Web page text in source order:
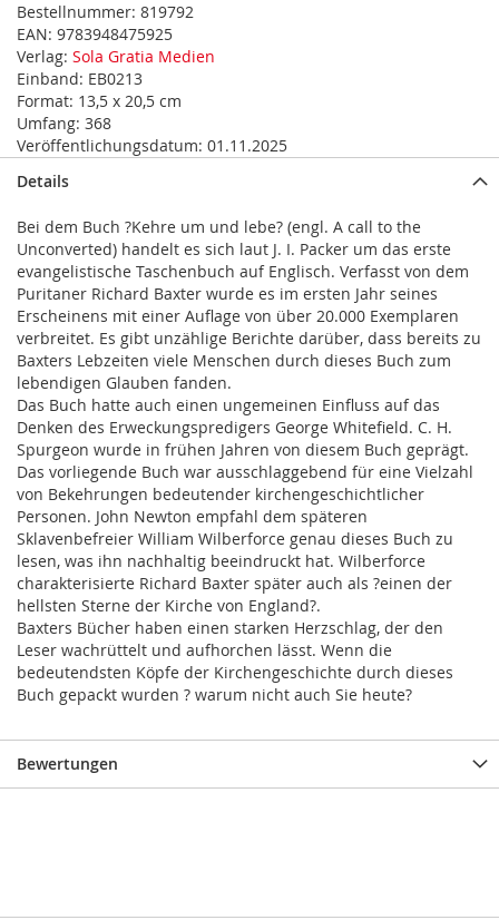
Bestellnummer: 819792
EAN: 9783948475925
Verlag: Sola Gratia Medien
Einband: EB0213
Format: 13,5 x 20,5 cm
Umfang: 368
Veröffentlichungsdatum: 01.11.2025
Details
Bei dem Buch ?Kehre um und lebe? (engl. A call to the
Unconverted) handelt es sich laut J. I. Packer um das erste
evangelistische Taschenbuch auf Englisch. Verfasst von dem
Puritaner Richard Baxter wurde es im ersten Jahr seines
Erscheinens mit einer Auflage von über 20.000 Exemplaren
verbreitet. Es gibt unzählige Berichte darüber, dass bereits zu
Baxters Lebzeiten viele Menschen durch dieses Buch zum
lebendigen Glauben fanden.
Das Buch hatte auch einen ungemeinen Einfluss auf das
Denken des Erweckungspredigers George Whitefield. C. H.
Spurgeon wurde in frühen Jahren von diesem Buch geprägt.
Das vorliegende Buch war ausschlaggebend für eine Vielzahl
von Bekehrungen bedeutender kirchengeschichtlicher
Personen. John Newton empfahl dem späteren
Sklavenbefreier William Wilberforce genau dieses Buch zu
lesen, was ihn nachhaltig beeindruckt hat. Wilberforce
charakterisierte Richard Baxter später auch als ?einen der
hellsten Sterne der Kirche von England?.
Baxters Bücher haben einen starken Herzschlag, der den
Leser wachrüttelt und aufhorchen lässt. Wenn die
bedeutendsten Köpfe der Kirchengeschichte durch dieses
Buch gepackt wurden ? warum nicht auch Sie heute?
Bewertungen